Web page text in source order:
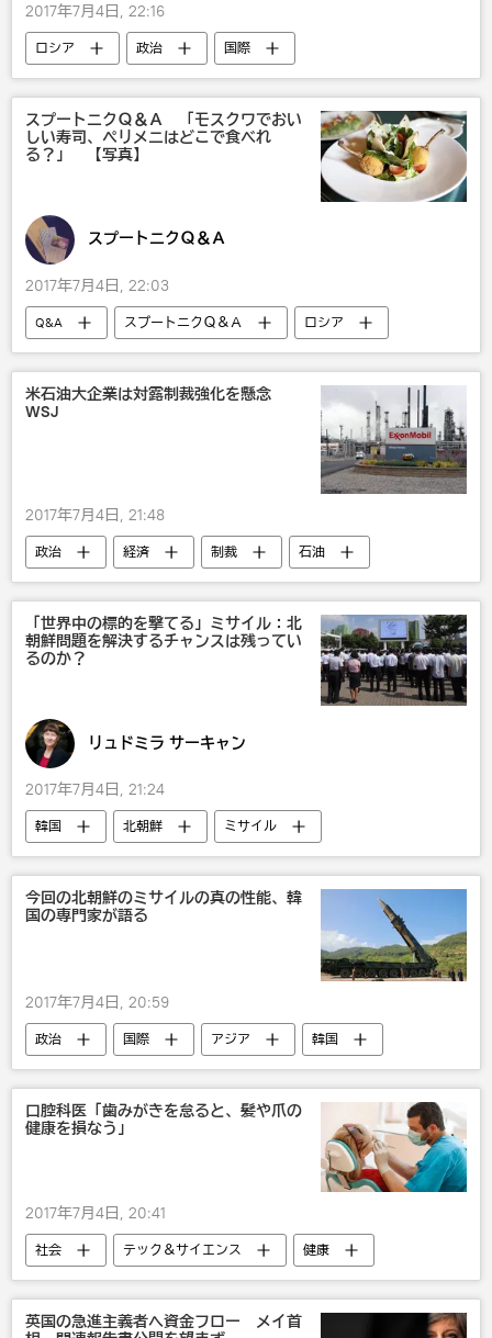
2017年7月4日, 22:16
ロシア 政治
国際
ウラジーミル・プーチン
習近平
スプートニクＱ＆Ａ 「モスクワでおい
しい寿司、ペリメニはどこで食べれ
る？」 【写真】
スプートニクＱ＆Ａ
2017年7月4日, 22:03
Q&A スプートニクＱ＆Ａ ロシア
米石油大企業は対露制裁強化を懸念
WSJ
2017年7月4日, 21:48
政治 経済 制裁 石油
「世界中の標的を撃てる」ミサイル：北
朝鮮問題を解決するチャンスは残ってい
るのか？
リュドミラ サーキャン
2017年7月4日, 21:24
韓国 北朝鮮
ミサイル
ロシア
米国
今回の北朝鮮のミサイルの真の性能、韓
国の専門家が語る
2017年7月4日, 20:59
政治 国際 アジア
韓国
北朝鮮
ミサイル
口腔科医「歯みがきを怠ると、髪や爪の
健康を損なう」
2017年7月4日, 20:41
社会 テック＆サイエンス
健康
IT・科学
美容 養生
英国の急進主義者へ資金フロー メイ首